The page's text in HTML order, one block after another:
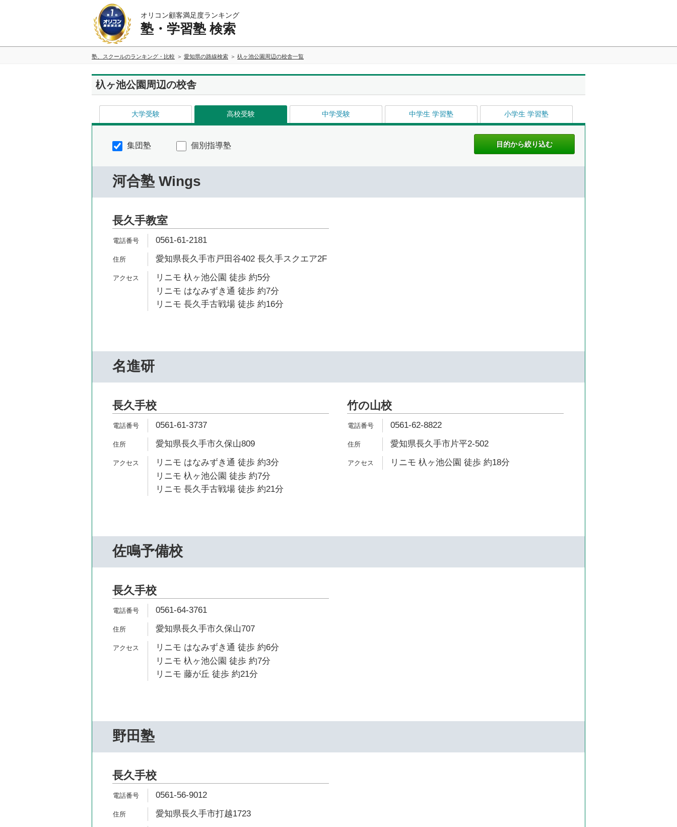
オリコン顧客満足度ランキング
塾・学習塾 検索
塾、スクールのランキング・比較 愛知県の路線検索 杁ヶ池公園周辺の校舎一覧
杁ヶ池公園周辺の校舎
大学受験 高校受験 中学受験 中学生 学習塾 小学生 学習塾
集団塾 個別指導塾
河合塾 Wings
長久手教室
0561-61-2181
愛知県長久手市戸田谷402 長久手スクエア2F
リニモ 杁ヶ池公園 徒歩 約5分
リニモ はなみずき通 徒歩 約7分
リニモ 長久手古戦場 徒歩 約16分
名進研
長久手校
0561-61-3737
愛知県長久手市久保山809
リニモ はなみずき通 徒歩 約3分
リニモ 杁ヶ池公園 徒歩 約7分
リニモ 長久手古戦場 徒歩 約21分
竹の山校
0561-62-8822
愛知県長久手市片平2-502
リニモ 杁ヶ池公園 徒歩 約18分
佐鳴予備校
長久手校
0561-64-3761
愛知県長久手市久保山707
リニモ はなみずき通 徒歩 約6分
リニモ 杁ヶ池公園 徒歩 約7分
リニモ 藤が丘 徒歩 約21分
野田塾
長久手校
0561-56-9012
愛知県長久手市打越1723